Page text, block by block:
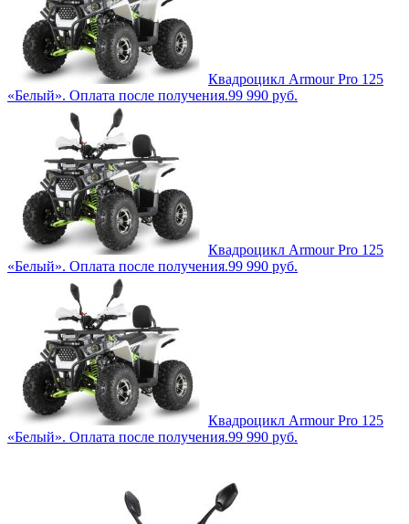
Квадроцикл Armour Pro 125
«Белый». Оплата после получения.99 990 руб.
Квадроцикл Armour Pro 125
«Белый». Оплата после получения.99 990 руб.
Квадроцикл Armour Pro 125
«Белый». Оплата после получения.99 990 руб.